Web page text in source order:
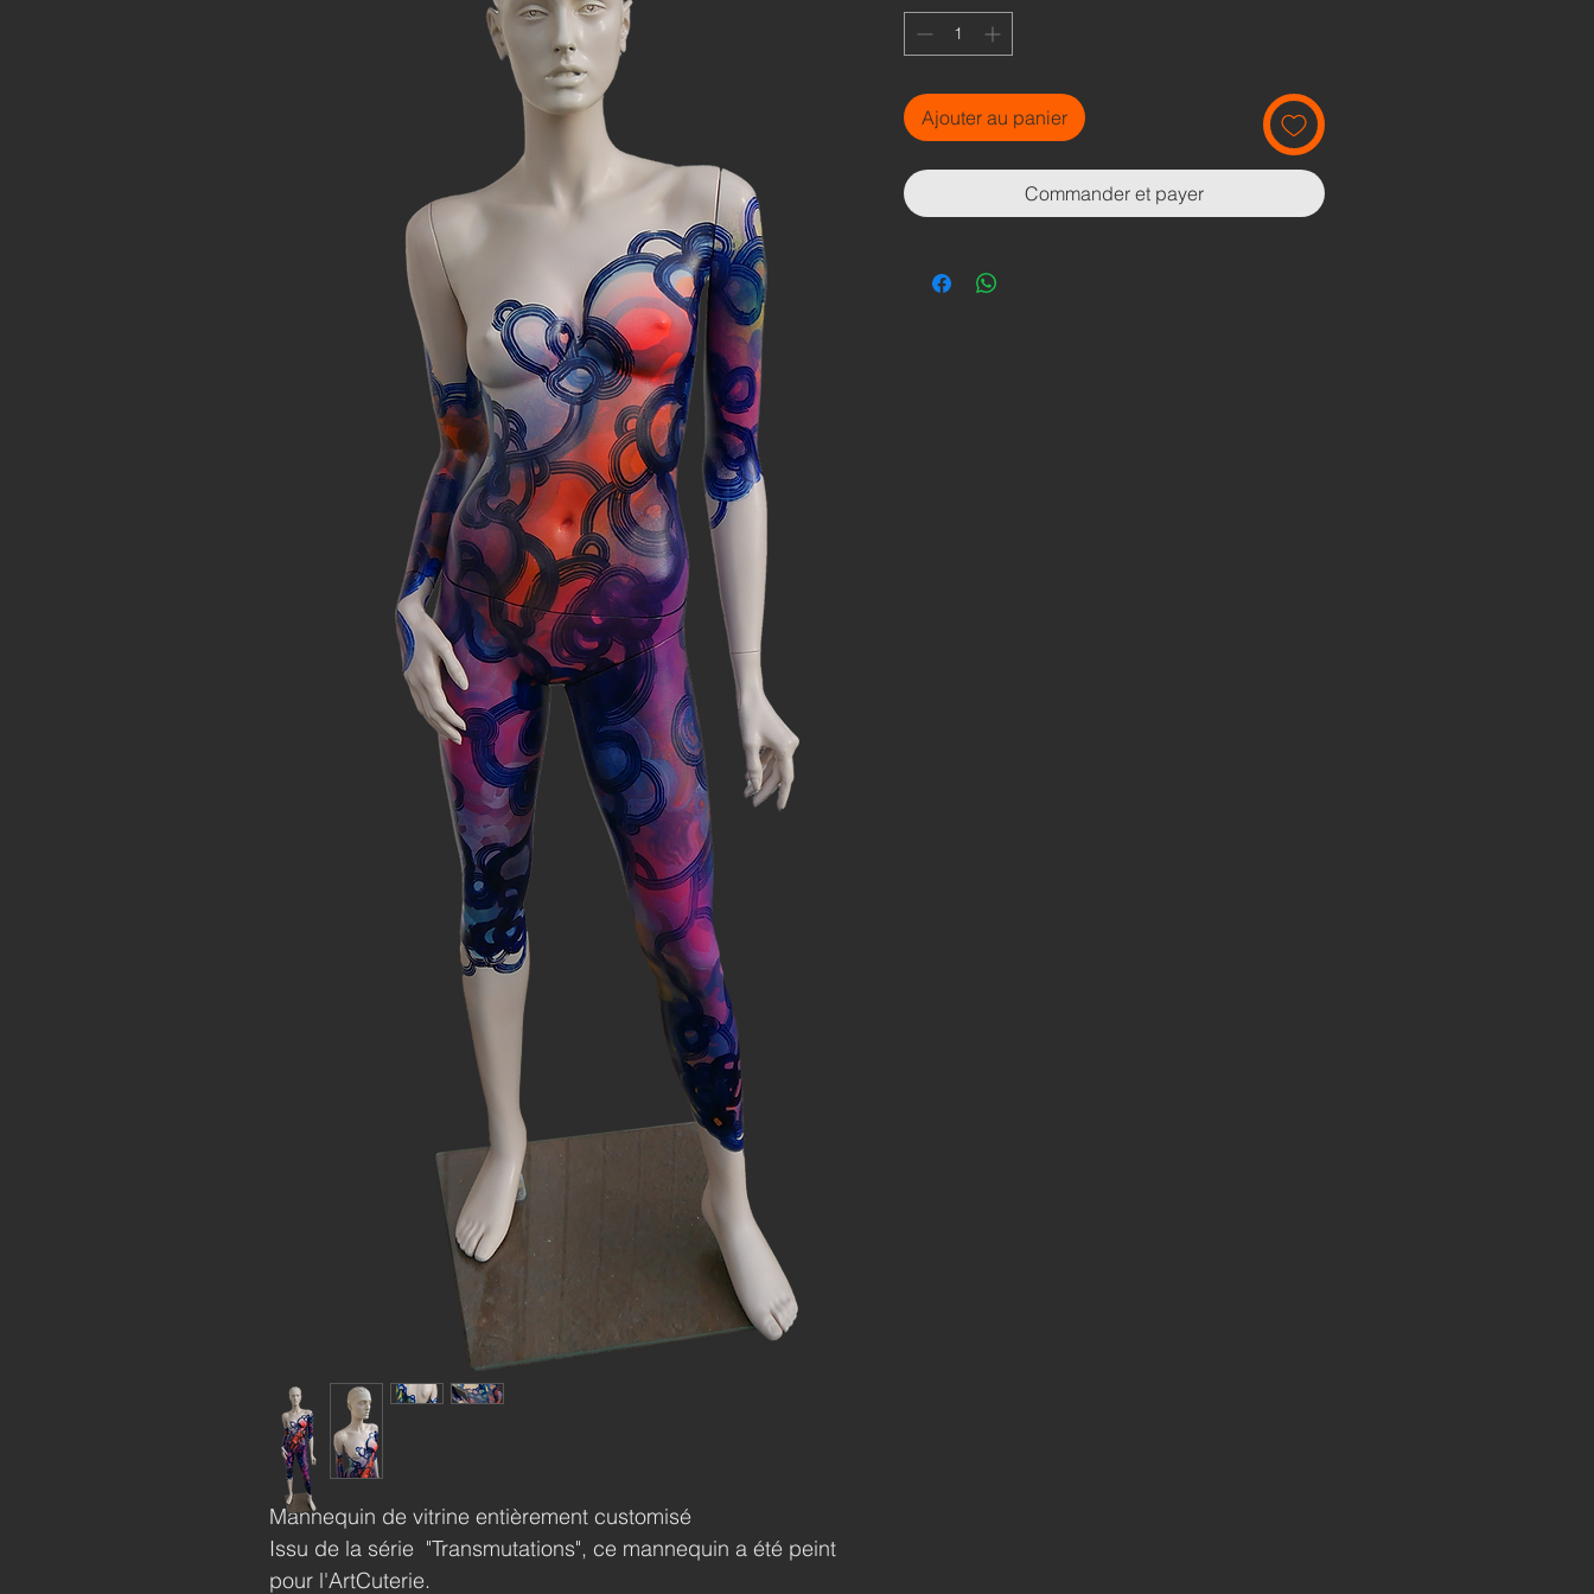
Mannequin de vitrine entièrement customisé
Issu de la série "Transmutations", ce mannequin a été peint
pour l'ArtCuterie.
Ajouter au panier
Commander et payer